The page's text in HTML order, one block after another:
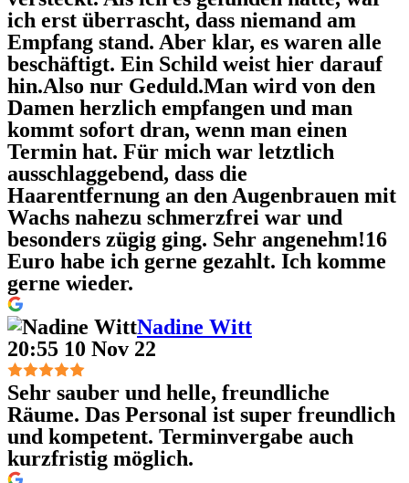
ich erst überrascht, dass niemand am
Empfang stand. Aber klar, es waren alle
beschäftigt. Ein Schild weist hier darauf
hin.Also nur Geduld.Man wird von den
Damen herzlich empfangen und man
kommt sofort dran, wenn man einen
Termin hat. Für mich war letztlich
ausschlaggebend, dass die
Haarentfernung an den Augenbrauen mit
Wachs nahezu schmerzfrei war und
besonders zügig ging. Sehr angenehm!16
Euro habe ich gerne gezahlt. Ich komme
gerne wieder.
Nadine Witt
20:55 10 Nov 22
Sehr sauber und helle, freundliche
Räume. Das Personal ist super freundlich
und kompetent. Terminvergabe auch
kurzfristig möglich.